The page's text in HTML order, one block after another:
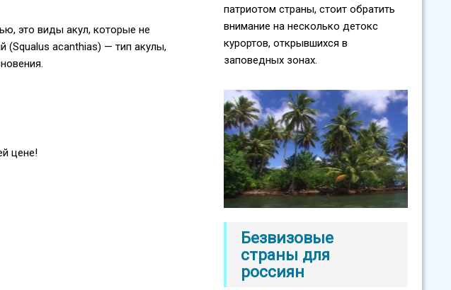
это виды акул, которые не
(Squalus acanthias) — тип акулы,
цене!
патриотом страны, стоит обратить
внимание на несколько детокс
курортов, открывшихся в
заповедных зонах.
Безвизовые
страны для
россиян